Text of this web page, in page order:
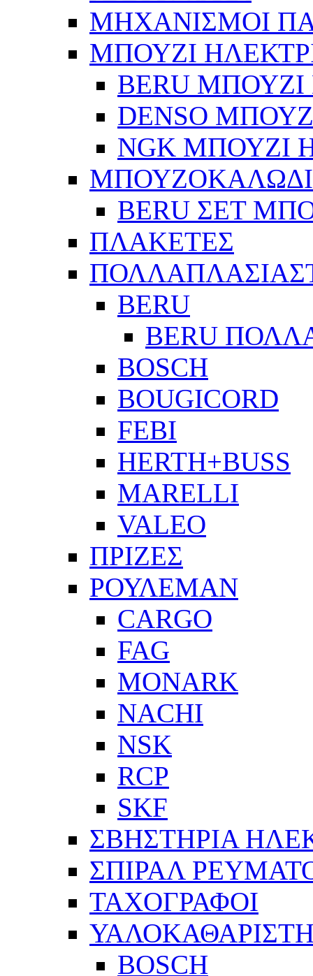
ΜΗΧΑΝΙΣΜΟΙ
ΜΠΟΥΖΙ
BERU
DENSO
NGK ΜΠΟΥΖΙ
BERU ΣΕΤ
ΠΛΑΚΕΤΕΣ
BERU
BERU
BOSCH
BOUGICORD
FEBI
HERTH+BUSS
MARELLI
VALEO
ΠΡΙΖΕΣ
ΡΟΥΛΕΜΑΝ
CARGO
FAG
MONARK
NACHI
NSK
RCP
SKF
ΣΒΗΣΤΗΡΙΑ
ΣΠΙΡΑΛ
ΤΑΧΟΓΡΑΦΟΙ
BOSCH